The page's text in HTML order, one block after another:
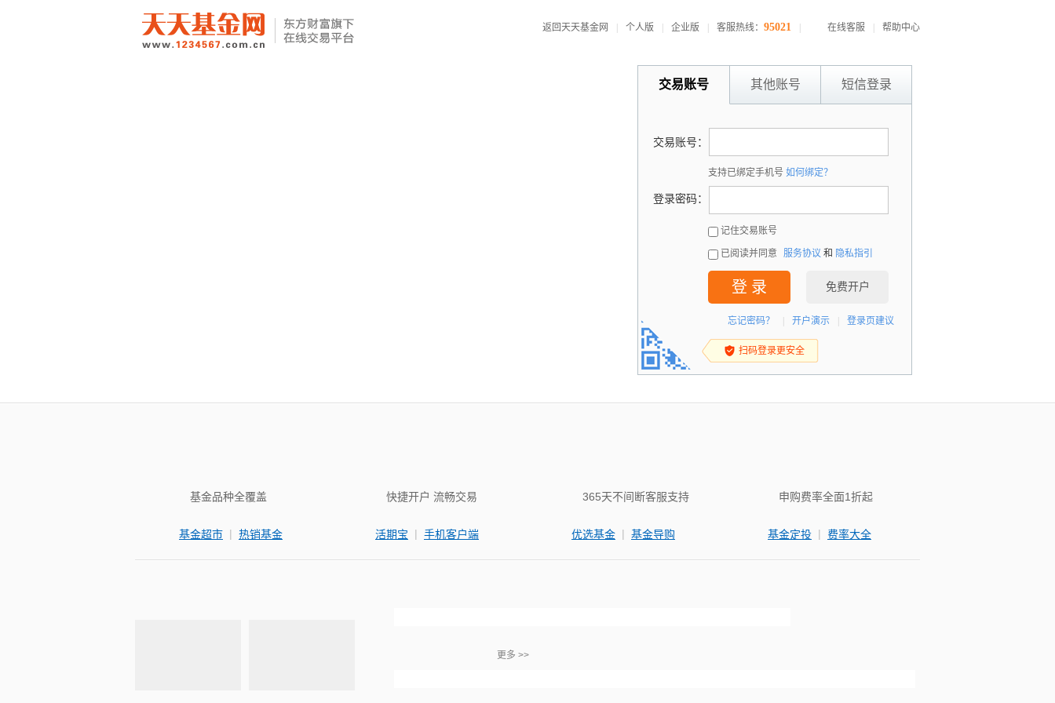
返回天天基金网 个人版 企业版 客服热线： 95021 在线客服 帮助中心
交易账号 其他账号 短信登录
交易账号：
支持已绑定手机号 如何绑定？
登录密码：
记住交易账号
已阅读并同意 服务协议 和 隐私指引
登 录 免费开户
忘记密码？ 开户演示 登录页建议
扫码登录更安全
基金品种全覆盖
基金超市 | 热销基金
快捷开户 流畅交易
活期宝 | 手机客户端
365天不间断客服支持
优选基金 | 基金导购
申购费率全面1折起
基金定投 | 费率大全
更多 >>